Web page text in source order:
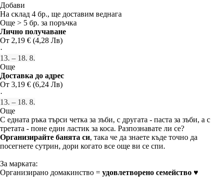
Добави
На склад 4 бр., ще доставим веднага
Още > 5 бр. за поръчка
Лично получаване
От 2,19 € (4,28 Лв)
·
13. – 18. 8.
Още
Доставка до адрес
От 3,19 € (6,24 Лв)
·
13. – 18. 8.
Още
С едната ръка търси четка за зъби, с другата - паста за зъби, а с
третата - поне един ластик за коса. Разпознавате ли се?
Организирайте банята си, така че да знаете къде точно да
посегнете сутрин, дори когато все още ви се спи.
За марката:
Организирано домакинство = удовлетворено семейство ♥